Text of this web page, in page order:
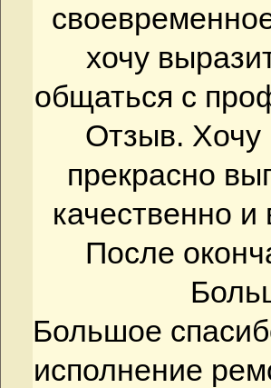
хочу
общаться с
Отзыв. Хочу
прекрасно
качественно
После
Большое
исполнение